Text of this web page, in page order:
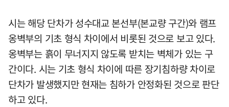
시는 해당 단차가 성수대교 본선부(본교량 구간)와 램프
옹벽부의 기초 형식 차이에서 비롯된 것으로 보고 있다.
옹벽부는 흙이 무너지지 않도록 받치는 벽체가 있는 구
간이다. 시는 기초 형식 차이에 따른 장기침하량 차이로
단차가 발생했지만 현재는 침하가 안정화된 것으로 판단
하고 있다.